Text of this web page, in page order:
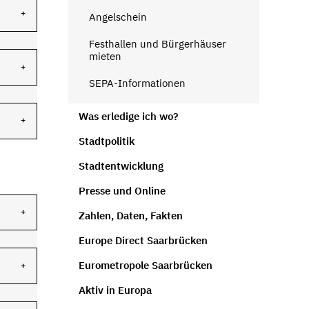
Angelschein
Festhallen und Bürgerhäuser
mieten
SEPA-Informationen
Was erledige ich wo?
Stadtpolitik
Stadtentwicklung
Presse und Online
Zahlen, Daten, Fakten
Europe Direct Saarbrücken
Eurometropole Saarbrücken
Aktiv in Europa